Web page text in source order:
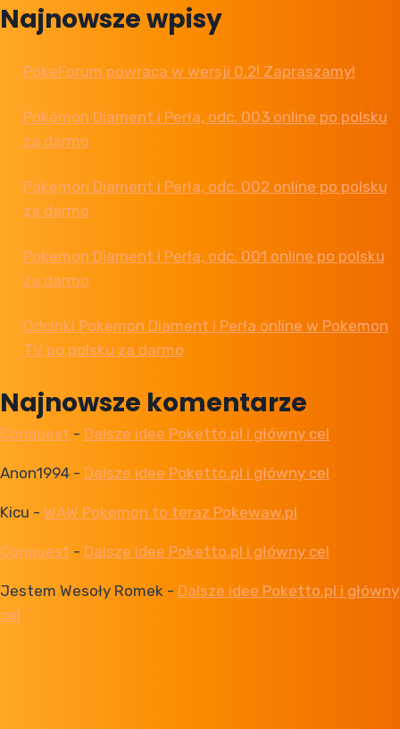
Najnowsze wpisy
PokeForum powraca w wersji 0.2! Zapraszamy!
Pokémon Diament i Perła, odc. 003 online po polsku
za darmo
Pokemon Diament i Perła, odc. 002 online po polsku
za darmo
Pokemon Diament i Perła, odc. 001 online po polsku
za darmo
Odcinki Pokemon Diament i Perła online w Pokemon
TV po polsku za darmo
Najnowsze komentarze
Conquest - Dalsze idee Poketto.pl i główny cel
Anon1994 - Dalsze idee Poketto.pl i główny cel
Kicu - WAW Pokemon to teraz Pokewaw.pl
Conquest - Dalsze idee Poketto.pl i główny cel
Jestem Wesoły Romek - Dalsze idee Poketto.pl i główny
cel